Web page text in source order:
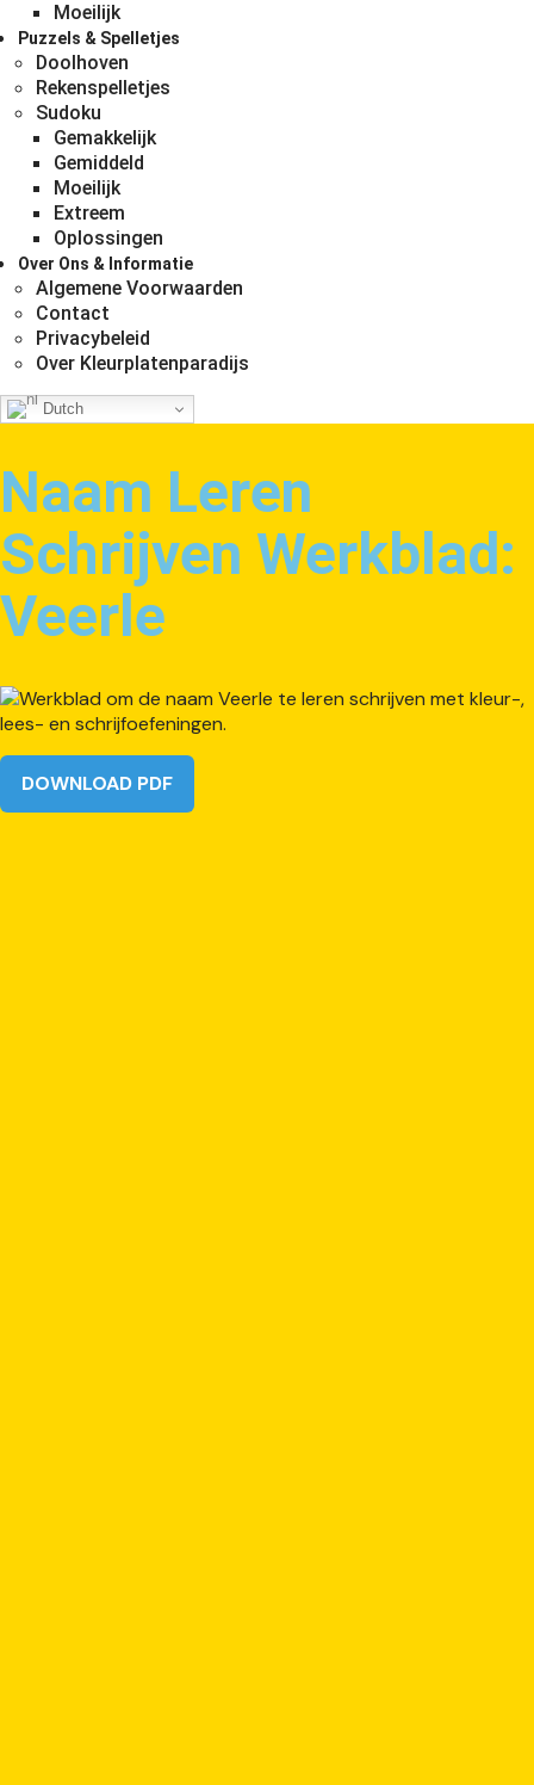
Moeilijk
Puzzels & Spelletjes
Doolhoven
Rekenspelletjes
Sudoku
Gemakkelijk
Gemiddeld
Moeilijk
Extreem
Oplossingen
Over Ons & Informatie
Algemene Voorwaarden
Contact
Privacybeleid
Over Kleurplatenparadijs
Dutch
Naam Leren
Schrijven Werkblad:
Veerle
DOWNLOAD PDF